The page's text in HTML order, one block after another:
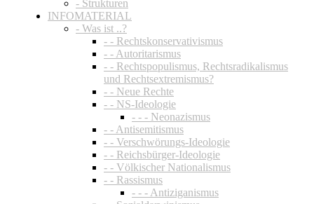
- Strukturen
INFOMATERIAL
- Was ist ..?
- - Rechtskonservativismus
- - Autoritarismus
- - Rechtspopulismus, Rechtsradikalismus
und Rechtsextremismus?
- - Neue Rechte
- - NS-Ideologie
- - - Neonazismus
- - Antisemitismus
- - Verschwörungs-Ideologie
- - Reichsbürger-Ideologie
- - Völkischer Nationalismus
- - Rassismus
- - - Antiziganismus